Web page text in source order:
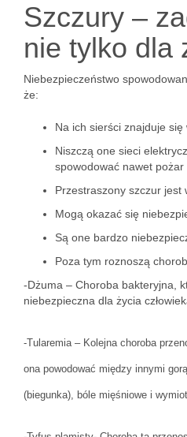
Szczury –
nie tylko dla
Niebezpieczeństwo
że:
Na ich sierści znajduje się
Niszczą one sieci
spowodować nawet pożar
Przestraszony szczur jest
Mogą okazać się
Są one bardzo
Poza tym roznoszą
-Dżuma – Choroba bakteryjna,
niebezpieczna dla życia
-Tularemia – Kolejna choroba
ona powodować między innymi
(biegunka), bóle mięśniowe i